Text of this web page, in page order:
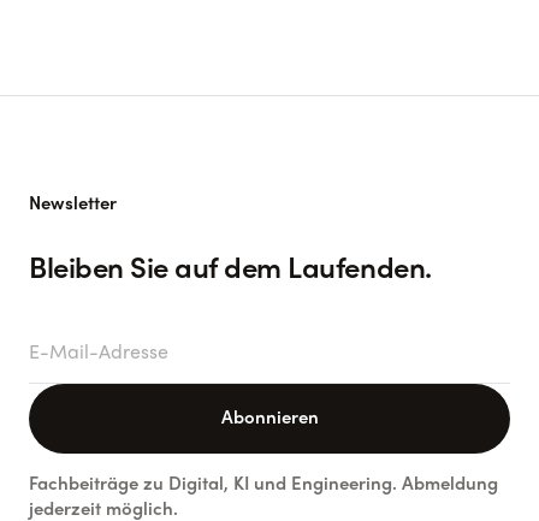
Newsletter
Bleiben Sie auf dem Laufenden.
E-Mail-Adresse
Abonnieren
Fachbeiträge zu Digital, KI und Engineering. Abmeldung
jederzeit möglich.